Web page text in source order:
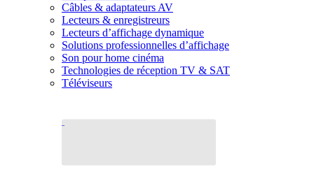
Câbles & adaptateurs AV
Lecteurs & enregistreurs
Lecteurs d’affichage dynamique
Solutions professionnelles d’affichage
Son pour home cinéma
Technologies de réception TV & SAT
Téléviseurs